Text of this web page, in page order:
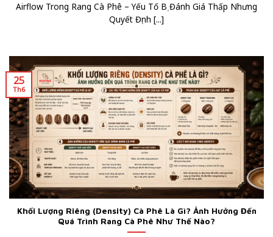
Airflow Trong Rang Cà Phê – Yếu Tố Bị Đánh Giá Thấp Nhưng
Quyết Định [...]
Khối Lượng Riêng (Density) Cà Phê Là Gì? Ảnh Hưởng Đến
Quá Trình Rang Cà Phê Như Thế Nào?
25
Th6